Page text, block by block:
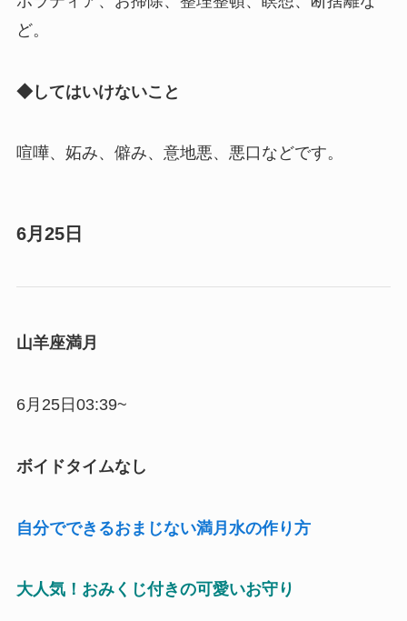
ど。
◆してはいけないこと
喧嘩、妬み、僻み、意地悪、悪口などです。
6月25日
山羊座満月
6月25日03:39~
ボイドタイムなし
自分でできるおまじない満月水の作り方
大人気！おみくじ付きの可愛いお守り